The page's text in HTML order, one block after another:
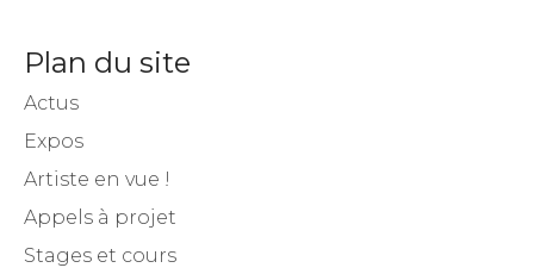
Plan du site
Actus
Expos
Artiste en vue !
Appels à projet
Stages et cours